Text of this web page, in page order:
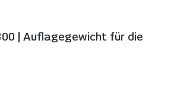
| Auflagegewicht für die